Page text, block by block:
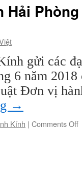
Hải
gửi các
6 năm
Đơn vị
→
Kính | Comments Off